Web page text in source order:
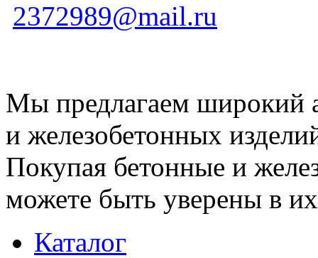
2372989@mail.ru
Мы предлагаем широкий
и железобетонных
Покупая бетонные и
можете быть уверены в их
Каталог